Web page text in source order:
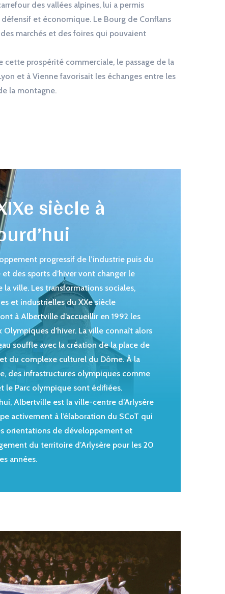
des vallées alpines, lui a permis
et économique. Le Bourg de Conflans
marchés et des foires qui pouvaient
cette prospérité commerciale, le passage de la
et à Vienne favorisait les échanges entre les
la montagne.
siècle à
progressif de l’industrie puis du
des sports d’hiver vont changer le
la ville. Les transformations sociales,
et industrielles du XXe siècle
à Albertville d’accueillir en 1992 les
Olympiques d’hiver. La ville connaît alors
souffle avec la création de la place de
et du complexe culturel du Dôme. À la
des infrastructures olympiques comme
le Parc olympique sont édifiées.
Albertville est la ville-centre d’Arlysère
activement à l’élaboration du SCoT qui
orientations de développement et
du territoire d’Arlysère pour les 20
années.